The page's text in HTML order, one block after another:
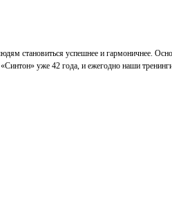
становиться успешнее и гармоничнее.
уже 42 года, и ежегодно наши